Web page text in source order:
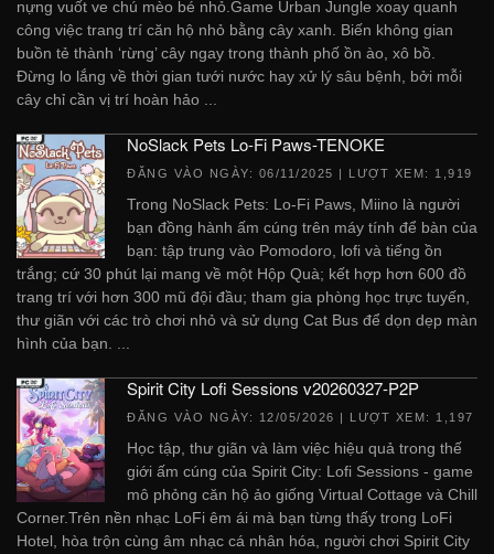
nựng vuốt ve chú mèo bé nhỏ.Game Urban Jungle xoay quanh
công việc trang trí căn hộ nhỏ bằng cây xanh. Biến không gian
buồn tẻ thành ‘rừng’ cây ngay trong thành phố ồn ào, xô bồ.
Đừng lo lắng về thời gian tưới nước hay xử lý sâu bệnh, bởi mỗi
cây chỉ cần vị trí hoàn hảo ...
NoSlack Pets Lo-Fi Paws-TENOKE
ĐĂNG VÀO NGÀY: 06/11/2025 | LƯỢT XEM: 1,919
Trong NoSlack Pets: Lo-Fi Paws, Miino là người
bạn đồng hành ấm cúng trên máy tính để bàn của
bạn: tập trung vào Pomodoro, lofi và tiếng ồn
trắng; cứ 30 phút lại mang về một Hộp Quà; kết hợp hơn 600 đồ
trang trí với hơn 300 mũ đội đầu; tham gia phòng học trực tuyến,
thư giãn với các trò chơi nhỏ và sử dụng Cat Bus để dọn dẹp màn
hình của bạn. ...
Spirit City Lofi Sessions v20260327-P2P
ĐĂNG VÀO NGÀY: 12/05/2026 | LƯỢT XEM: 1,197
Học tập, thư giãn và làm việc hiệu quả trong thế
giới ấm cúng của Spirit City: Lofi Sessions - game
mô phỏng căn hộ ảo giống Virtual Cottage và Chill
Corner.Trên nền nhạc LoFi êm ái mà bạn từng thấy trong LoFi
Hotel, hòa trộn cùng âm nhạc cá nhân hóa, người chơi Spirit City